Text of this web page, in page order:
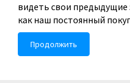
видеть свои предыдущие
как наш постоянный
Продолжить